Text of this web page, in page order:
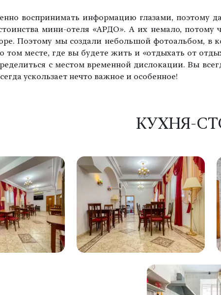
воспринимать информацию глазами, поэтому
мини-отеля «АРДО». А их немало,
Поэтому мы создали небольшой фотоальбом, в
том месте, где вы будете жить и «отдыхать от
с местом временной дислокации. Вы
ускользает нечто важное и особенное!
КУХНЯ-